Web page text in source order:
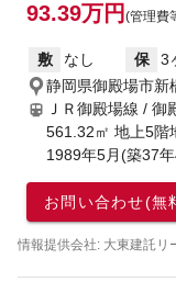
93.39万円 (管理費
敷 なし 保 3
静岡県御殿場市新
ＪＲ御殿場線 / 御
561.32㎡ 地上5階
1989年5月(築37
お問い合わせ(無
情報提供会社: 大東建託